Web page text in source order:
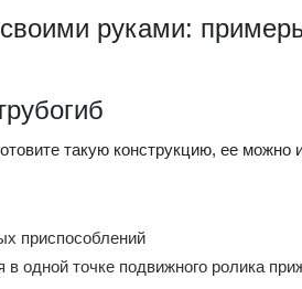
своими руками:
такую конструкцию, ее можно
приспособлений
в одной точке подвижного ролика